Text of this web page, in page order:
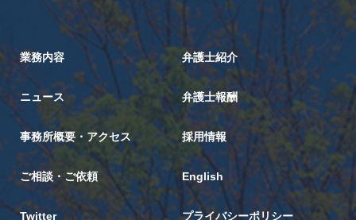
業務内容 弁護士紹介
ニュース 弁護士報酬
事務所概要・アクセス 採用情報
ご相談・ご依頼 English
Twitter プライバシーポリシー